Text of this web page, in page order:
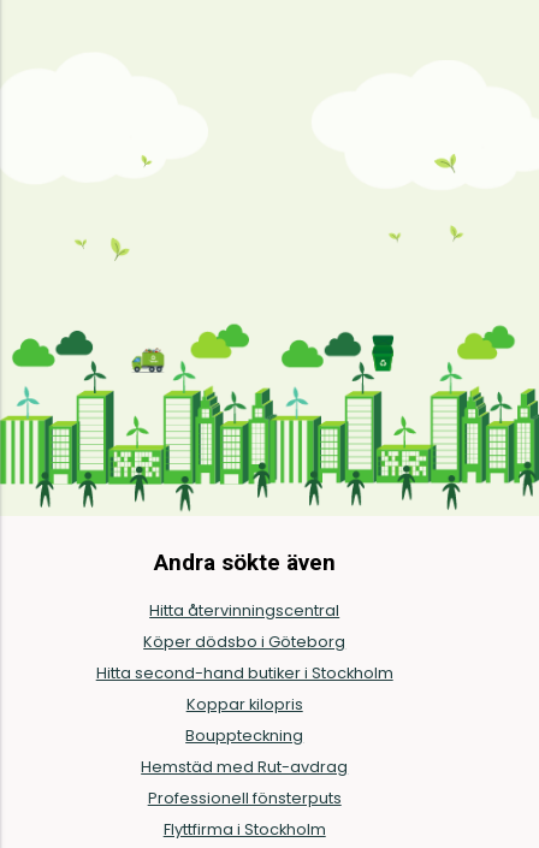
Andra sökte även
Hitta återvinningscentral
Köper dödsbo i Göteborg
Hitta second-hand butiker i Stockholm
Koppar kilopris
Bouppteckning
Hemstäd med Rut-avdrag
Professionell fönsterputs
Flyttfirma i Stockholm